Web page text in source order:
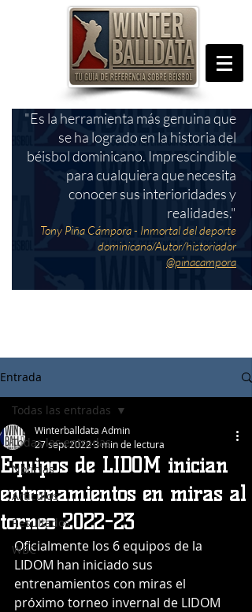
"Es la herramienta más genuina que
se ha logrado en la historia del
béisbol dominicano. Imprescindible
para cualquiera que necesita
conocer sus interioridades y
realidades."
Tony Piña Cámpora - Inmortal del deporte
dominicano/Autor/historiador
@pinacampora
Entrada
Todas las entradas
Noticias
Articulos
Resultados
WBC
Todas las entradas
Equipos de LIDOM inician
entrenamientos en miras al
torneo 2022-23
Winterballdata Admin
27 sept 20223 min de lectura
Oficialmente los 6 equipos de la
LIDOM han iniciado sus
entrenamientos con miras el
próximo torneo invernal de LIDOM